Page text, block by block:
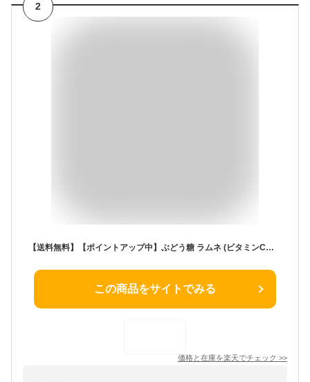
2
【送料無料】【ポイントアップ中】ぶどう糖 ラムネ (ビタミンC入り）ミニボトルタイプ 80g入×6本入 ブドウ糖が食べやすくなりました。ビタミンC補給。ドライブ、受験のお供に。ぶどう糖 タブレット
この商品をサイトでみる
価格と在庫を楽天でチェック >>